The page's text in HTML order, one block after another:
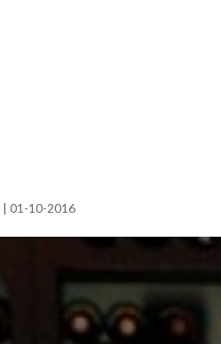
|01-10-2016